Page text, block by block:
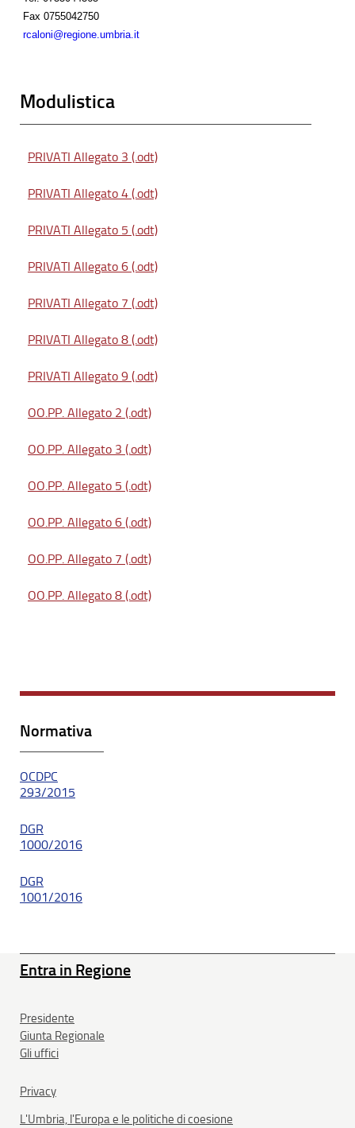
Fax 0755042750
rcaloni@regione.umbria.it
Modulistica
PRIVATI Allegato 3 (.odt)
PRIVATI Allegato 4 (.odt)
PRIVATI Allegato 5 (.odt)
PRIVATI Allegato 6 (.odt)
PRIVATI Allegato 7 (.odt)
PRIVATI Allegato 8 (.odt)
PRIVATI Allegato 9 (.odt)
OO.PP. Allegato 2 (.odt)
OO.PP. Allegato 3 (.odt)
OO.PP. Allegato 5 (.odt)
OO.PP. Allegato 6 (.odt)
OO.PP. Allegato 7 (.odt)
OO.PP. Allegato 8 (.odt)
Normativa
OCDPC
293/2015
DGR
1000/2016
DGR
1001/2016
Entra in Regione
Presidente
Giunta Regionale
Gli uffici
Privacy
L'Umbria, l'Europa e le politiche di coesione